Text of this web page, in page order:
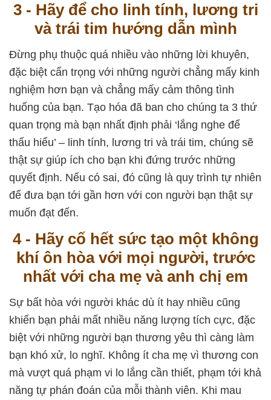
3 - Hãy để cho linh tính, lương tri
và trái tim hướng dẫn mình
Đừng phụ thuộc quá nhiều vào những lời khuyên,
đặc biệt cẩn trọng với những người chẳng mấy kinh
nghiệm hơn bạn và chẳng mấy cảm thông tình
huống của bạn. Tạo hóa đã ban cho chúng ta 3 thứ
quan trọng mà bạn nhất định phải ‘lắng nghe để
thấu hiểu’ – linh tính, lương tri và trái tim, chúng sẽ
thật sự giúp ích cho bạn khi đứng trước những
quyết định. Nếu có sai, đó cũng là quy trình tự nhiên
để đưa bạn tới gần hơn với con người bạn thật sự
muốn đạt đến.
4 - Hãy cố hết sức tạo một không
khí ôn hòa với mọi người, trước
nhất với cha mẹ và anh chị em
Sự bất hòa với người khác dù ít hay nhiều cũng
khiến bạn phải mất nhiều năng lượng tích cực, đặc
biệt với những người bạn thương yêu thì càng làm
bạn khó xử, lo nghĩ. Không ít cha mẹ vì thương con
mà vượt quá phạm vi lo lắng cần thiết, phạm tới khả
năng tự phán đoán của mỗi thành viên. Khi mau